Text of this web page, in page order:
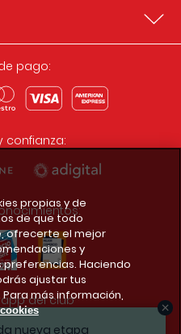
nueva etapa
pago:
confianza:
del club
propias y de
de que todo
ofrecerte el mejor
y
Haciendo
ajustar tus
más información,